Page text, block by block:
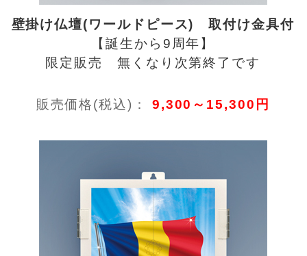
壁掛け仏壇(ワールドピース) 取付け金具付
【誕生から9周年】
限定販売 無くなり次第終了です
販売価格(税込)： 9,300～15,300円